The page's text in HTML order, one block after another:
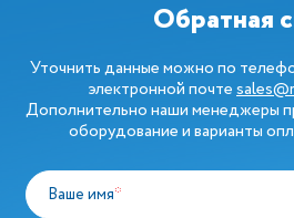
Обратная
Уточнить данные можно по
электронной почте
Дополнительно наши менеджеры
оборудование и варианты
Ваше имя*